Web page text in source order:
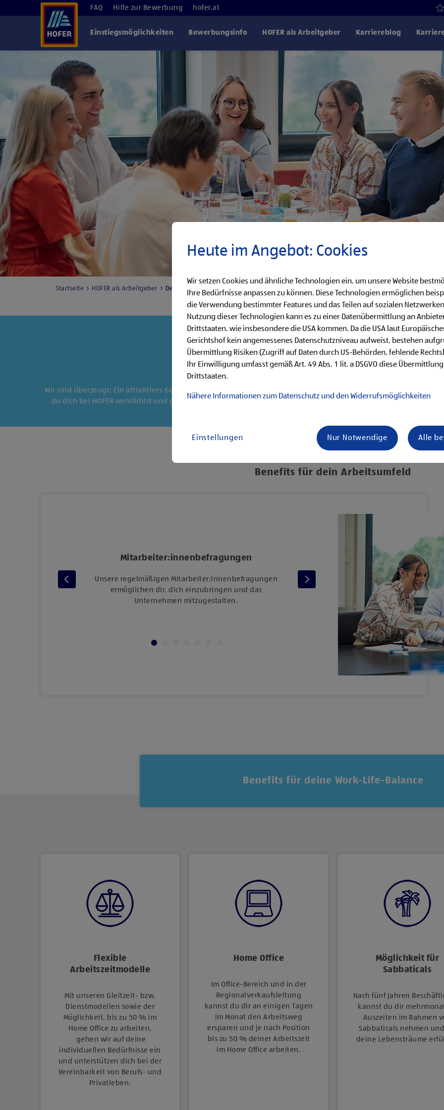
FAQ Hilfe zur Bewerbung hofer.at
Einstiegsmöglichkeiten Bewerbungsinfo HOFER als Arbeitgeber Karriereblog
Startseite HOFER als Arbeitgeber Deine Benefits
Unsere HOFER Benefits für dich
Durchstarten und profitieren
Wir sind überzeugt: Ein attraktives Gehalt ist gut, Zusatzleistungen für deine Gesundheit, Zufriedenheit und Work-
du dich bei HOFER wohlfühlst und gerne deinen Beitrag zu unserem gemeinsamen Erfolg leistest. Als HOFER
Benefits für dein Arbeitsumfeld
Mitarbeiter:innenbefragungen
Unsere regelmäßigen Mitarbeiter:innenbefragungen
ermöglichen dir, dich einzubringen und das
Unternehmen mitzugestalten.
Für einen guten Start
Onboarding mit
Außerdem steht dir eine
erfahrener Kollege als
Benefits für deine Work-Life-Balance
Flexible
Arbeitszeitmodelle
Mit unseren Gleitzeit-​​ bzw.
Dienstmodellen sowie der
Möglichkeit, bis zu 50 % im
Home Office zu arbeiten,
gehen wir auf deine
individuellen Bedürfnisse ein
und unterstützen dich bei der
Vereinbarkeit von Berufs-​ und
Privatleben.
Home ​Office
Im Office-​Bereich und in der
Regionalverkaufsleitung
kannst du dir an einigen Tagen
im Monat den Arbeitsweg
ersparen und je nach Position
bis zu 50 % deiner Arbeitszeit
im Home Office arbeiten.
Möglichkeit für
Sabbaticals
Nach fünf Jahren
kannst du dir
Auszeiten im Rahmen
Sabbaticals nehmen
deine Lebensträume
Heute im Angebot: Cookies
Wir setzen Cookies und ähnliche Technologien ein, um unsere Website
Ihre Bedürfnisse anpassen zu können. Diese Technologien ermöglichen
die Verwendung bestimmter Features und das Teilen auf sozialen
Nutzung dieser Technologien kann es zu einer Datenübermittlung an
Drittstaaten, wie insbesondere die USA kommen. Da die USA laut
Gerichtshof kein angemessenes Datenschutzniveau aufweist, bestehen
Übermittlung Risiken (Zugriff auf Daten durch US-Behörden, fehlende
Ihr Einwilligung umfasst gemäß Art. 49 Abs. 1 lit. a DSGVO diese
Drittstaaten.
Nähere Informationen zum Datenschutz und den Widerrufsmöglichkeiten
Einstellungen Nur Notwendige Alle